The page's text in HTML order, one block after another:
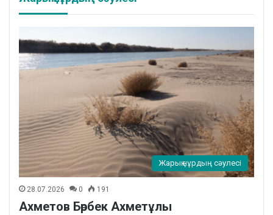
Жарық нұрдың сәулесі
28.07.2026 0 191
Ахметов Бөрбек Ахметұлы